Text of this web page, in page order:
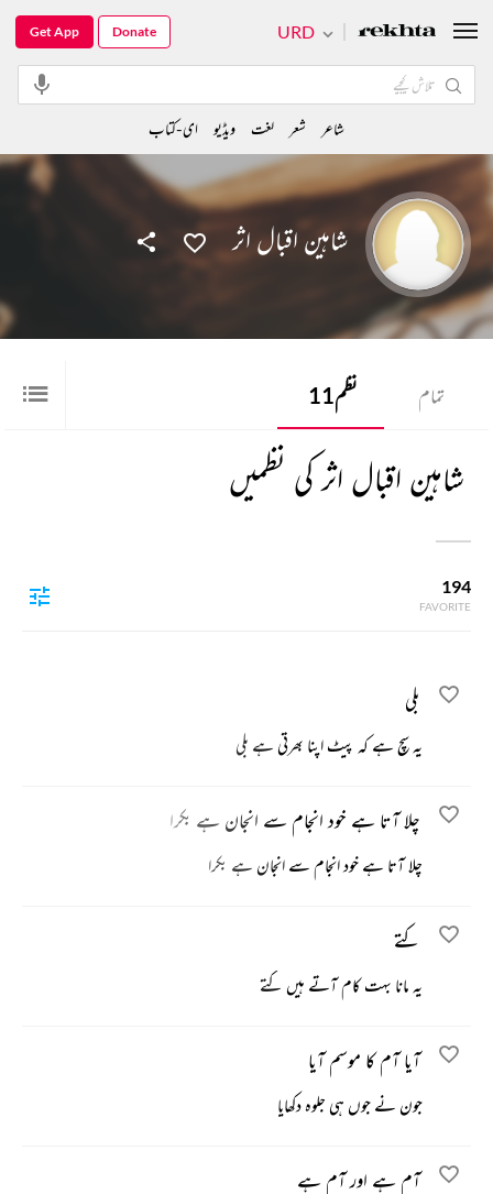
شاہین اقبال اثر
تمام نظم11
شاہین اقبال اثر کی نظمیں
194
FAVORITE
بلی
یہ سچ ہے کہ پیٹ اپنا بھرتی ہے بلی
چلا آتا ہے خود انجام سے انجان ہے بکرا
چلا آتا ہے خود انجام سے انجان ہے بکرا
کتے
یہ مانا بہت کام آتے ہیں کتے
آیا آم کا موسم آیا
جون نے جوں ہی جلوہ دکھایا
آم ہے اور آم ہے
URD
Get App Donate
شاعر شعر لغت ویڈیو ای-کتاب